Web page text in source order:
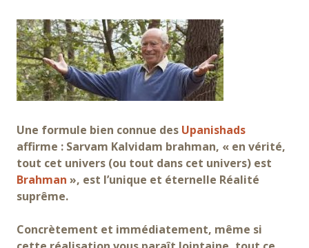
Une formule bien connue des Upanishads
affirme : Sarvam Kalvidam brahman, « en vérité,
tout cet univers (ou tout dans cet univers) est
Brahman », est l’unique et éternelle Réalité
suprême.
Concrètement et immédiatement, même si